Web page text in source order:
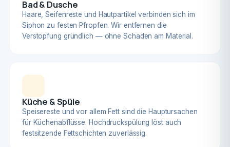
Bad & Dusche
Haare, Seifenreste und Hautpartikel verbinden sich im
Siphon zu festen Pfropfen. Wir entfernen die
Verstopfung gründlich — ohne Schaden am Material.
Küche & Spüle
Speisereste und vor allem Fett sind die Hauptursachen
für Küchenabflüsse. Hochdruckspülung löst auch
festsitzende Fettschichten zuverlässig.